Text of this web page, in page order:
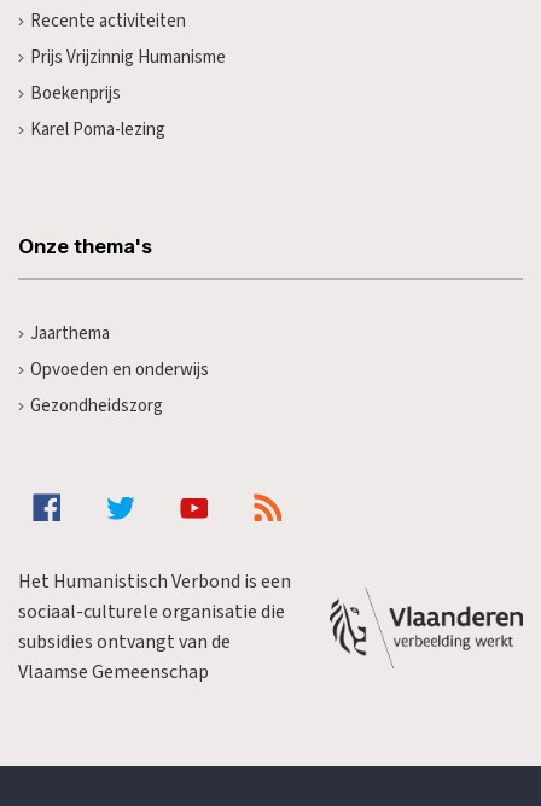
Recente activiteiten
Prijs Vrijzinnig Humanisme
Boekenprijs
Karel Poma-lezing
Onze thema's
Jaarthema
Opvoeden en onderwijs
Gezondheidszorg
Het Humanistisch Verbond is een
sociaal-culturele organisatie die
subsidies ontvangt van de
Vlaamse Gemeenschap